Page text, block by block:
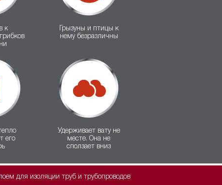
к
Грызуны и птицы к
нему безразличны
его
Удерживает вату не
месте. Она не
сползает вниз
для изоляции труб и трубопроводов